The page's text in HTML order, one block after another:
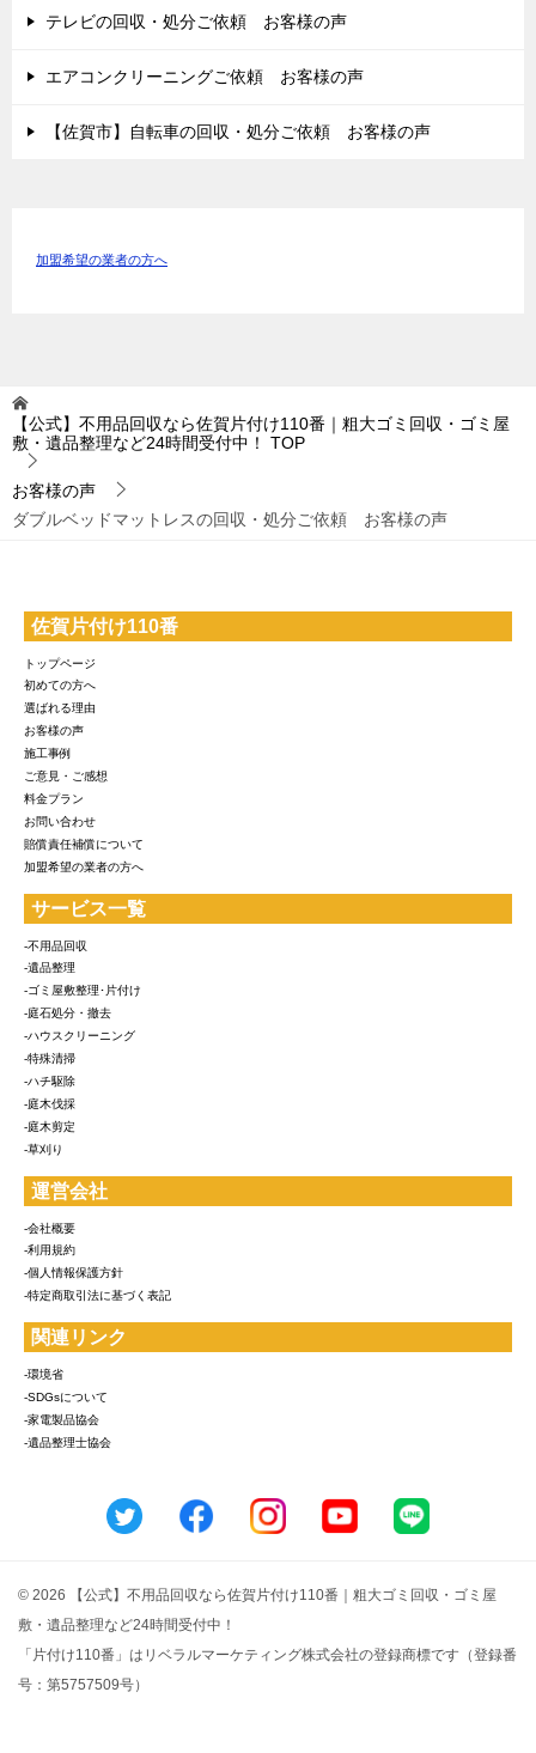
テレビの回収・処分ご依頼 お客様の声
エアコンクリーニングご依頼 お客様の声
【佐賀市】自転車の回収・処分ご依頼 お客様の声
加盟希望の業者の方へ
【公式】不用品回収なら佐賀片付け110番｜粗大ゴミ回収・ゴミ屋
敷・遺品整理など24時間受付中！
TOP
お客様の声
ダブルベッドマットレスの回収・処分ご依頼 お客様の声
佐賀片付け110番
トップページ
初めての方へ
選ばれる理由
お客様の声
施工事例
ご意見・ご感想
料金プラン
お問い合わせ
賠償責任補償について
加盟希望の業者の方へ
サービス一覧
-不用品回収
-遺品整理
-ゴミ屋敷整理･片付け
-庭石処分・撤去
-ハウスクリーニング
-特殊清掃
-ハチ駆除
-庭木伐採
-庭木剪定
-草刈り
運営会社
-会社概要
-利用規約
-個人情報保護方針
-特定商取引法に基づく表記
関連リンク
-環境省
-SDGsについて
-家電製品協会
-遺品整理士協会
© 2026 【公式】不用品回収なら佐賀片付け110番｜粗大ゴミ回収・ゴミ屋
敷・遺品整理など24時間受付中！
「片付け110番」はリベラルマーケティング株式会社の登録商標です（登録番
号：第5757509号）